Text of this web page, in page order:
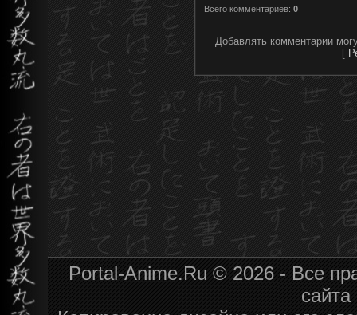
Всего комментариев: 0
Добавлять комментарии
[
Portal-Anime.Ru © 2026 - Все
сайта